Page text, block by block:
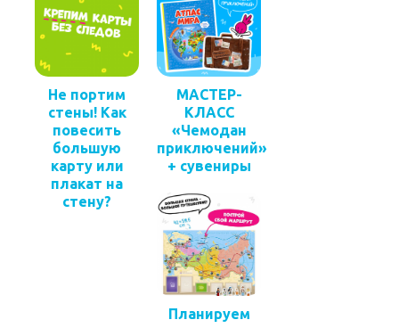
Не портим
стены! Как
повесить
большую
карту или
плакат на
стену?
МАСТЕР-
КЛАСС
«Чемодан
приключений»
+ сувениры
Планируем